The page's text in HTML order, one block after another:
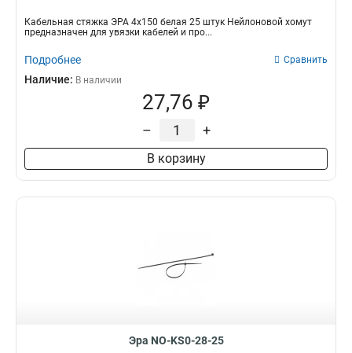
Кабельная стяжка ЭРА 4х150 белая 25 штук Нейлоновой хомут
предназначен для увязки кабелей и про...
Подробнее Сравнить
Наличие: В наличии
27,76 ₽
– +
В корзину
Эра NO-KS0-28-25